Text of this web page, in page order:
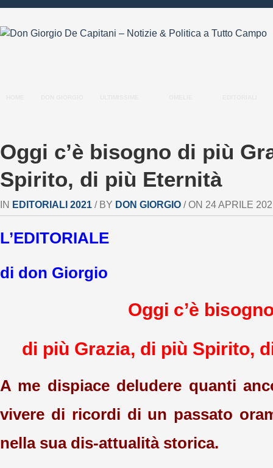
Oggi c’è bisogno di più
Spirito, di più Eternità
IN EDITORIALI 2021 / BY DON GIORGIO / ON 24 APRILE
L’EDITORIALE
di don Giorgio
Oggi c’è
di più Grazia, di più Spirito,
A me dispiace deludere quanti
vivere di ricordi di un passato
nella sua dis-attualità storica.